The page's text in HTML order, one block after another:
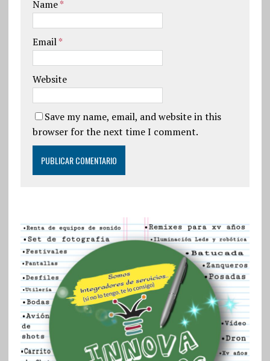
Name*
Email*
Website
Save my name, email, and website in this
browser for the next time I comment.